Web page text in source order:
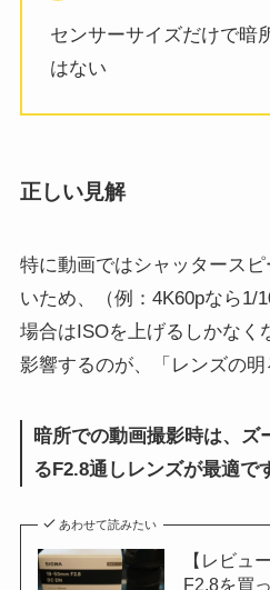
センサーサイズだけで暗
はない
正しい見解
特に動画ではシャッタース
いため、（例：4K60pなら1/
場合はISOを上げるしかなく
影響するのが、「レンズの明
暗所での動画撮影時は、ズ
るF2.8通しレンズが最適で
あわせて読みたい
【レビュ
F2.8を買